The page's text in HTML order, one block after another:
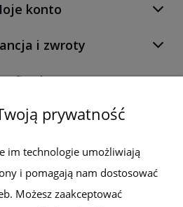
konto
i zwroty
O firmie
aby być na bieżąco z nowościami i
prywatność
im technologie umożliwiają
i pomagają nam dostosować
Możesz zaakceptować